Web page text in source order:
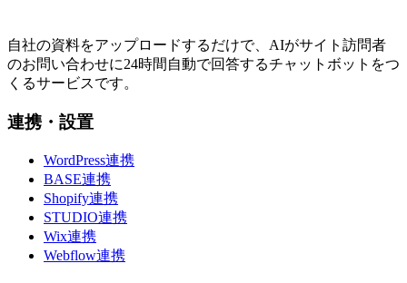
自社の資料をアップロードするだけで、AIがサイト訪問者
のお問い合わせに24時間自動で回答するチャットボットをつ
くるサービスです。
連携・設置
WordPress連携
BASE連携
Shopify連携
STUDIO連携
Wix連携
Webflow連携